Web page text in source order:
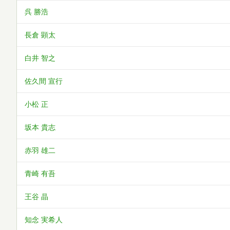
呉 勝浩
長倉 顕太
白井 智之
佐久間 宣行
小松 正
坂本 貴志
赤羽 雄二
青崎 有吾
王谷 晶
知念 実希人